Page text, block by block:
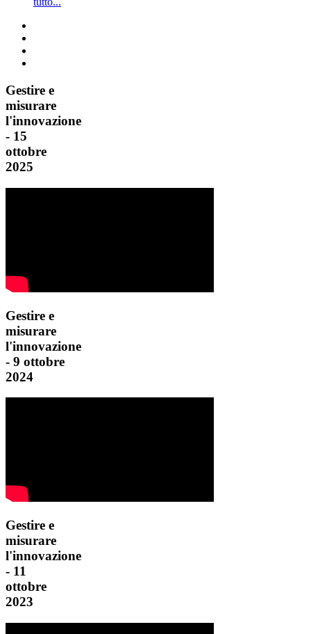
Gestire e
misurare
l'innovazione
- 15
ottobre
2025
Gestire e
misurare
l'innovazione
- 9 ottobre
2024
Gestire e
misurare
l'innovazione
- 11
ottobre
2023